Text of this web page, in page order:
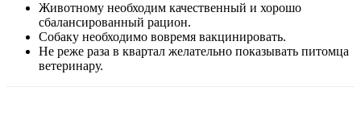
Животному необходим качественный и хорошо
сбалансированный рацион.
Собаку необходимо вовремя вакцинировать.
Не реже раза в квартал желательно показывать питомца
ветеринару.